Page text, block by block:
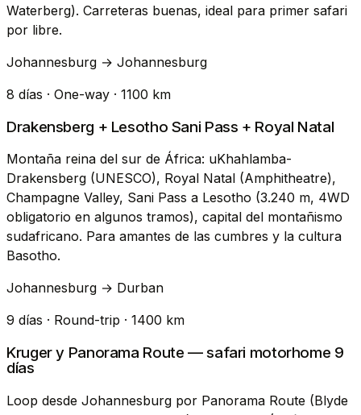
Waterberg). Carreteras buenas, ideal para primer safari
por libre.
Johannesburg → Johannesburg
8 días · One-way · 1100 km
Drakensberg + Lesotho Sani Pass + Royal Natal
Montaña reina del sur de África: uKhahlamba-
Drakensberg (UNESCO), Royal Natal (Amphitheatre),
Champagne Valley, Sani Pass a Lesotho (3.240 m, 4WD
obligatorio en algunos tramos), capital del montañismo
sudafricano. Para amantes de las cumbres y la cultura
Basotho.
Johannesburg → Durban
9 días · Round-trip · 1400 km
Kruger y Panorama Route — safari motorhome 9
días
Loop desde Johannesburg por Panorama Route (Blyde